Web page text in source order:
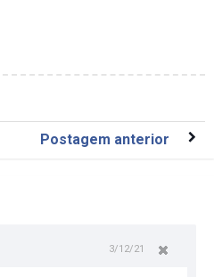
Postagem anterior
3/12/21